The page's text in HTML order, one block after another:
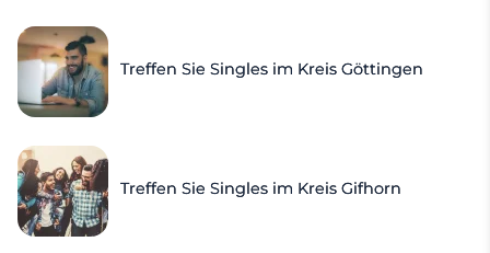
Treffen Sie Singles im Kreis Göttingen
Treffen Sie Singles im Kreis Gifhorn